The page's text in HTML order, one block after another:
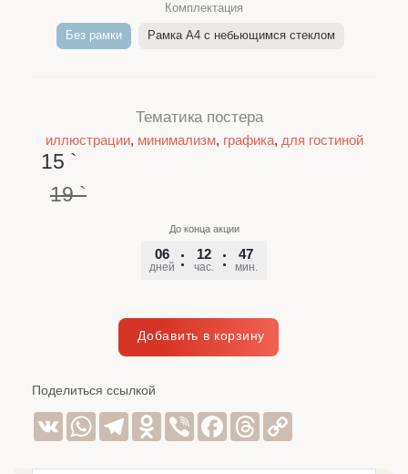
Комплектация
Без рамки
Рамка A4 c небьющимся стеклом
Тематика постера
иллюстрации, минимализм, графика, для гостиной
15 `
19`
До конца акции
06
дней
12
час.
47
мин.
Поделиться ссылкой
VK WhatsAppTelegramOdnoklassniki
Viber Facebook
Threads